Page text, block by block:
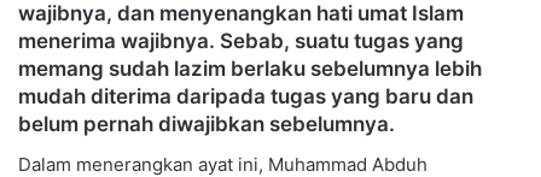
wajibnya, dan menyenangkan hati umat Islam
menerima wajibnya. Sebab, suatu tugas yang
memang sudah lazim berlaku sebelumnya lebih
mudah diterima daripada tugas yang baru dan
belum pernah diwajibkan sebelumnya.
Dalam menerangkan ayat ini, Muhammad Abduh